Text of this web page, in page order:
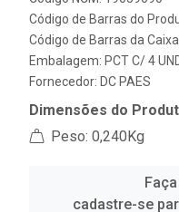
Código de Barras do
Código de Barras da
Embalagem: PCT C/ 4
Fornecedor: DC PAES
Dimensões do
Peso: 0,240Kg
cadastre-se